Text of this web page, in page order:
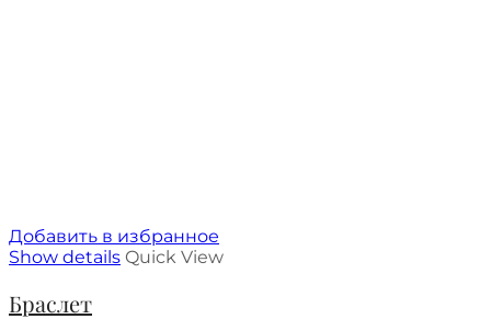
Добавить в избранное
Show details Quick View
Браслет